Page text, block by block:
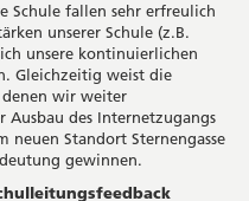
Schule fallen sehr erfreulich
unserer Schule (z.B.
unsere kontinuierlichen
Gleichzeitig weist die
denen wir weiter
Ausbau des Internetzugangs
Standort Sternengasse
gewinnen.